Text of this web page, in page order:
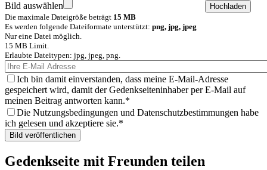
Bild auswählen
Die maximale Dateigröße beträgt 15 MB
Es werden folgende Dateiformate unterstützt: png, jpg, jpeg
Nur eine Datei möglich.
15 MB Limit.
Erlaubte Dateitypen: jpg, jpeg, png.
Ich bin damit einverstanden, dass meine E-Mail-Adresse
gespeichert wird, damit der Gedenkseiteninhaber per E-Mail auf
meinen Beitrag antworten kann.
Die Nutzungsbedingungen und Datenschutzbestimmungen habe
ich gelesen und akzeptiere sie.
Gedenkseite mit Freunden teilen